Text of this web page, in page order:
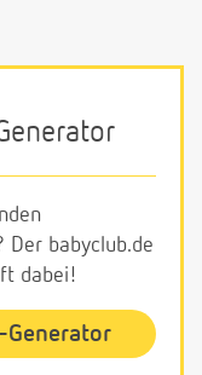
Der babyclub.de
dabei!
Generator